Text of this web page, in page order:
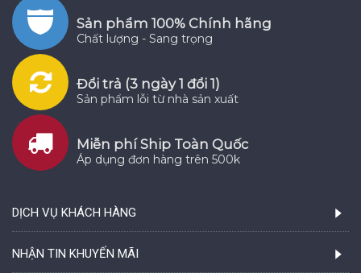
Sản phẩm 100% Chính hãng
Chất lượng - Sang trọng
Đổi trả (3 ngày 1 đổi 1)
Sản phẩm lỗi từ nhà sản xuất
Miễn phí Ship Toàn Quốc
Áp dụng đơn hàng trên 500k
DỊCH VỤ KHÁCH HÀNG
NHẬN TIN KHUYẾN MÃI